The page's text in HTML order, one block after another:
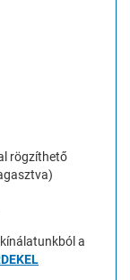
rögzíthető
a